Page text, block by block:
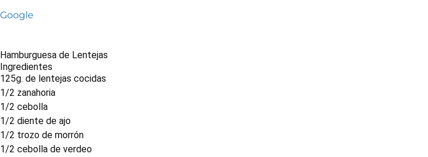
Google
Hamburguesa de Lentejas
Ingredientes
125g. de lentejas cocidas
1/2 zanahoria
1/2 cebolla
1/2 diente de ajo
1/2 trozo de morrón
1/2 cebolla de verdeo